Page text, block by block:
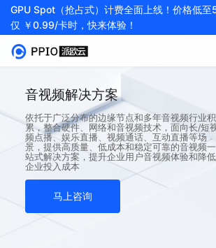
GPU Spot（抢占式）计费全面上线！价格低
仅 ￥0.99/卡时，快来体验！
音视频解决方案
依托于广泛分布的边缘节点和多年音视频行业积
累，整合硬件、网络和音视频技术，面向长/短
频点播、娱乐直播、视频通话、互动直播等场
景，提供高质量、低成本和稳定可靠的音视频一
站式解决方案，提升企业用户音视频体验和降低
企业投入成本
马上咨询